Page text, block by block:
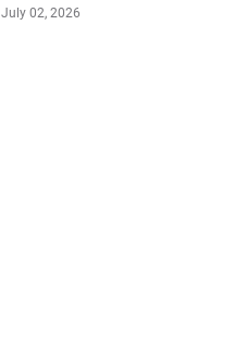
July 02, 2026